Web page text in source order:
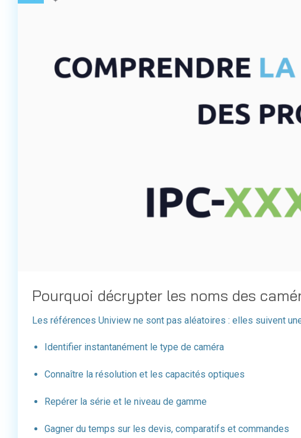
Pourquoi décrypter les noms des
Les références Uniview ne sont pas aléatoires : elles suivent
Identifier instantanément le type de caméra
Connaître la résolution et les capacités optiques
Repérer la série et le niveau de gamme
Gagner du temps sur les devis, comparatifs et commandes